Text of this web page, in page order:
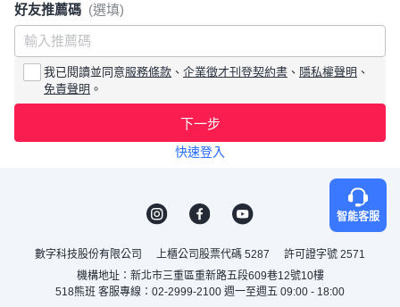
好友推薦碼 (選填)
我已閱讀並同意服務條款 、 企業徵才刊登契約書 、 隱私權聲明 、
免責聲明 。
下一步
快速登入
智能客服
數字科技股份有限公司 上櫃公司股票代碼 5287
許可證字號 2571
機構地址：新北市三重區重新路五段609巷12號10樓
518熊班 客服專線：02-2999-2100 週一至週五 09:00 - 18:00